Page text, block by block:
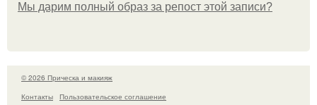
Мы дарим полный образ за репост этой записи?
© 2026 Прическа и макияж
Контакты
Пользовательское соглашение